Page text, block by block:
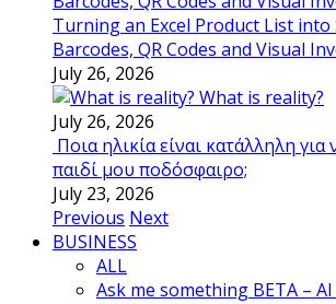
Turning an Excel Product List
Barcodes, QR Codes and Visual
July 26, 2026
What is reality?
July 26, 2026
Ποια ηλικία είναι κατάλληλη για
παιδί μου ποδόσφαιρο;
July 23, 2026
Previous Next
BUSINESS
ALL
Ask me something BETA –